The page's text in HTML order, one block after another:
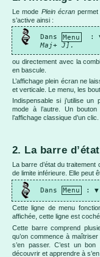
Le mode Plein écranpermet
s’active ainsi :
Dans Menu :
Maj+ J].
ou directement avec la
en bascule.
L’affichage plein écran ne
et verticale. Le menu, les
Indispensable si j’utilise
mode à l’autre. Un
l’affichage classique d’un clic.
2. La barre d’état
La barre d’état du
de limite inférieure. Elle peut
Dans Menu :
Cette ligne de menu
affichée, cette ligne est
Cette barre comprend
qu’on commence à
s’en passer. C’est un
découvrir et apprendre à